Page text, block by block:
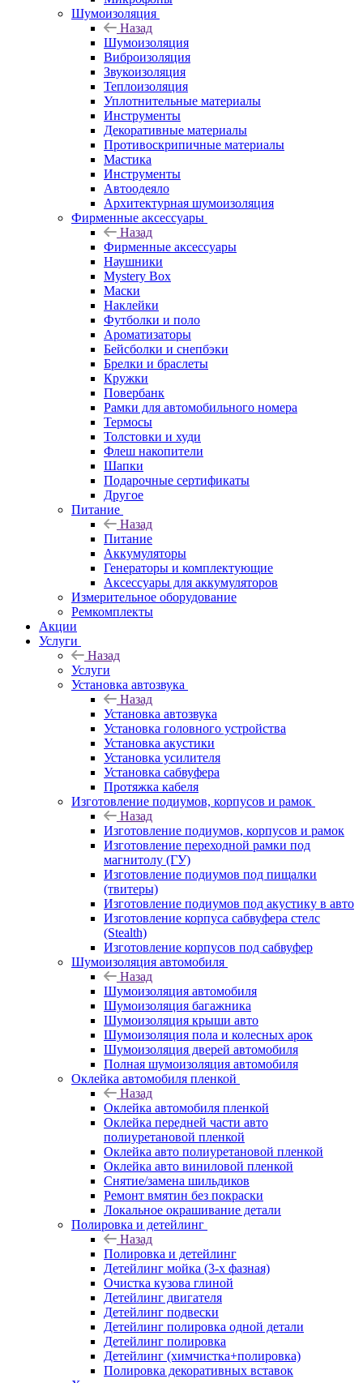
Шумоизоляция
Назад
Шумоизоляция
Виброизоляция
Звукоизоляция
Теплоизоляция
Уплотнительные материалы
Инструменты
Декоративные материалы
Противоскрипичные материалы
Мастика
Инструменты
Автоодеяло
Архитектурная шумоизоляция
Фирменные аксессуары
Назад
Фирменные аксессуары
Наушники
Mystery Box
Маски
Наклейки
Футболки и поло
Ароматизаторы
Бейсболки и снепбэки
Брелки и браслеты
Кружки
Повербанк
Рамки для автомобильного номера
Термосы
Толстовки и худи
Флеш накопители
Шапки
Подарочные сертификаты
Другое
Питание
Назад
Питание
Аккумуляторы
Генераторы и комплектующие
Аксессуары для аккумуляторов
Измерительное оборудование
Ремкомплекты
Акции
Услуги
Назад
Услуги
Установка автозвука
Назад
Установка автозвука
Установка головного устройства
Установка акустики
Установка усилителя
Установка сабвуфера
Протяжка кабеля
Изготовление подиумов, корпусов и рамок
Назад
Изготовление подиумов, корпусов и рамок
Изготовление переходной рамки под
магнитолу (ГУ)
Изготовление подиумов под пищалки
(твитеры)
Изготовление подиумов под акустику в авто
Изготовление корпуса сабвуфера стелс
(Stealth)
Изготовление корпусов под сабвуфер
Шумоизоляция автомобиля
Назад
Шумоизоляция автомобиля
Шумоизоляция багажника
Шумоизоляция крыши авто
Шумоизоляция пола и колесных арок
Шумоизоляция дверей автомобиля
Полная шумоизоляция автомобиля
Оклейка автомобиля пленкой
Назад
Оклейка автомобиля пленкой
Оклейка передней части авто
полиуретановой пленкой
Оклейка авто полиуретановой пленкой
Оклейка авто виниловой пленкой
Снятие/замена шильдиков
Ремонт вмятин без покраски
Локальное окрашивание детали
Полировка и детейлинг
Назад
Полировка и детейлинг
Детейлинг мойка (3-х фазная)
Очистка кузова глиной
Детейлинг двигателя
Детейлинг подвески
Детейлинг полировка одной детали
Детейлинг полировка
Детейлинг (химчистка+полировка)
Полировка декоративных вставок